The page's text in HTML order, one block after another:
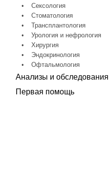
•
Сексология
•
Стоматология
•
Трансплантология
•
Урология и нефрология
•
Хирургия
•
Эндокринология
•
Офтальмология
Анализы и обследования
Первая помощь